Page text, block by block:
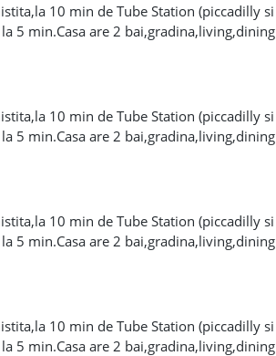
10 min de Tube Station (piccadilly si
5 min.Casa are 2 bai,gradina,living,dining
luna+billuri+o luna depozit. Numar de
10 min de Tube Station (piccadilly si
5 min.Casa are 2 bai,gradina,living,dining
luna+billuri+o luna depozit. Numar de
10 min de Tube Station (piccadilly si
5 min.Casa are 2 bai,gradina,living,dining
luna+billuri+o luna depozit. Numar de
10 min de Tube Station (piccadilly si
5 min.Casa are 2 bai,gradina,living,dining